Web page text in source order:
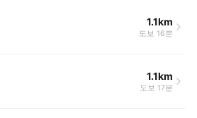
1.1km
도보 16분
1.1km
도보 17분